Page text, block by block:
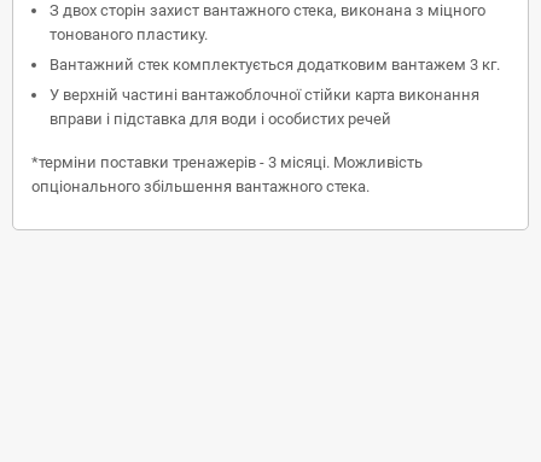
З двох сторін захист вантажного стека, виконана з міцного
тонованого пластику.
Вантажний стек комплектується додатковим вантажем 3 кг.
У верхній частині вантажоблочної стійки карта виконання
вправи і підставка для води і особистих речей
*терміни поставки тренажерів - 3 місяці. Можливість
опціонального збільшення вантажного стека.